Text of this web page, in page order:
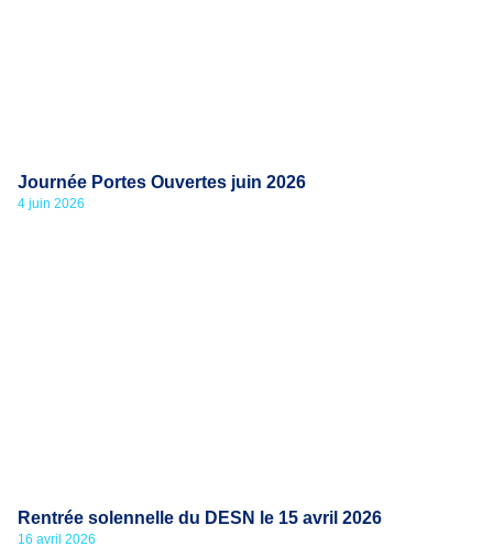
Journée Portes Ouvertes juin 2026
4 juin 2026
Rentrée solennelle du DESN le 15 avril 2026
16 avril 2026